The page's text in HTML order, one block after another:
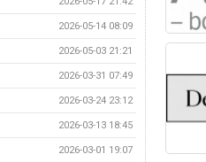
2026-05-14 08:09
2026-05-03 21:21
2026-03-31 07:49
2026-03-24 23:12
2026-03-13 18:45
2026-03-01 19:07